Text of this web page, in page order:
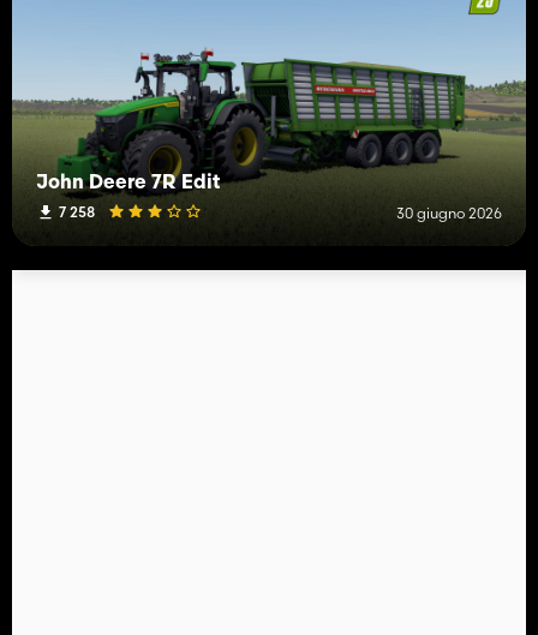
John Deere 7R Edit
7 258 30 giugno 2026